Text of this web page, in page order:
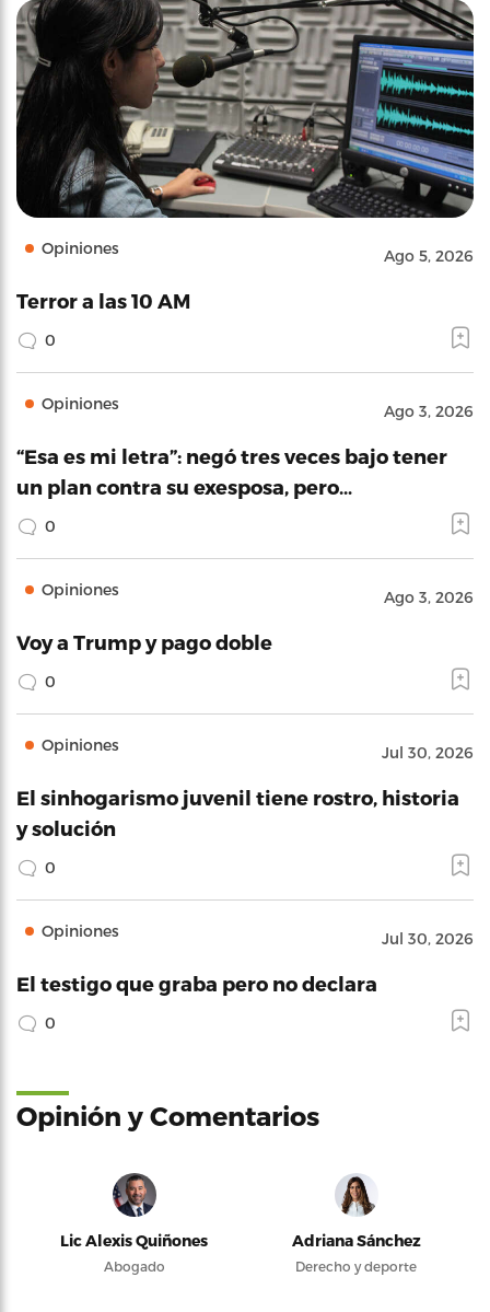
Opiniones Ago 5, 2026
Terror a las 10 AM
0
Opiniones Ago 3, 2026
“Esa es mi letra”: negó tres veces bajo tener
un plan contra su exesposa, pero…
0
Opiniones Ago 3, 2026
Voy a Trump y pago doble
0
Opiniones Jul 30, 2026
El sinhogarismo juvenil tiene rostro, historia
y solución
0
Opiniones Jul 30, 2026
El testigo que graba pero no declara
0
Opinión y Comentarios
Lic Alexis Quiñones
Abogado
Adriana Sánchez
Derecho y deporte